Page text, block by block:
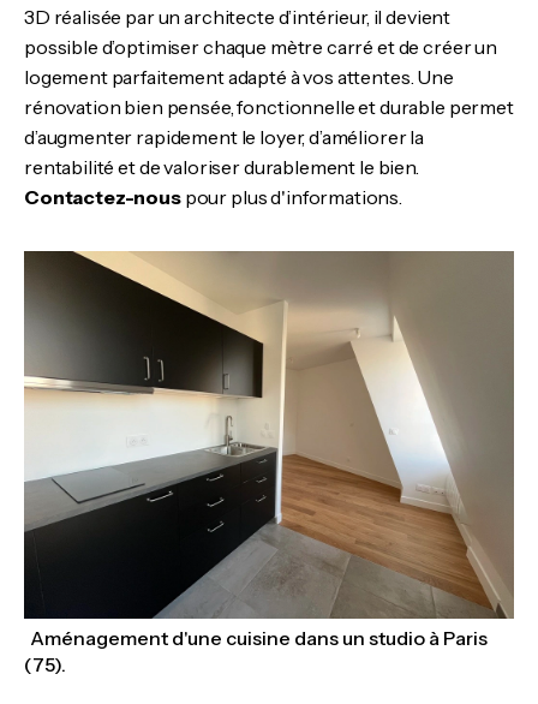
3D réalisée par un architecte d’intérieur, il devient
possible d’optimiser chaque mètre carré et de créer un
logement parfaitement adapté à vos attentes. Une
rénovation bien pensée, fonctionnelle et durable permet
d’augmenter rapidement le loyer, d’améliorer la
rentabilité et de valoriser durablement le bien.
Contactez-nouspour plus d'informations.
Aménagement d'une cuisine dans un studio à Paris
(75).